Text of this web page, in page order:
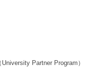
Partner Program）